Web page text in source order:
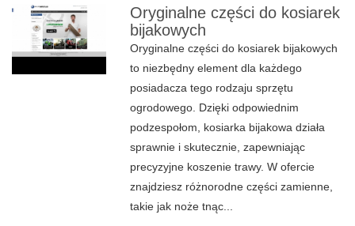
Oryginalne części do kosiarek
bijakowych
Oryginalne części do kosiarek bijakowych
to niezbędny element dla każdego
posiadacza tego rodzaju sprzętu
ogrodowego. Dzięki odpowiednim
podzespołom, kosiarka bijakowa działa
sprawnie i skutecznie, zapewniając
precyzyjne koszenie trawy. W ofercie
znajdziesz różnorodne części zamienne,
takie jak noże tnąc...